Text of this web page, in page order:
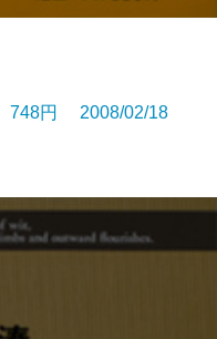
748円 2008/02/18